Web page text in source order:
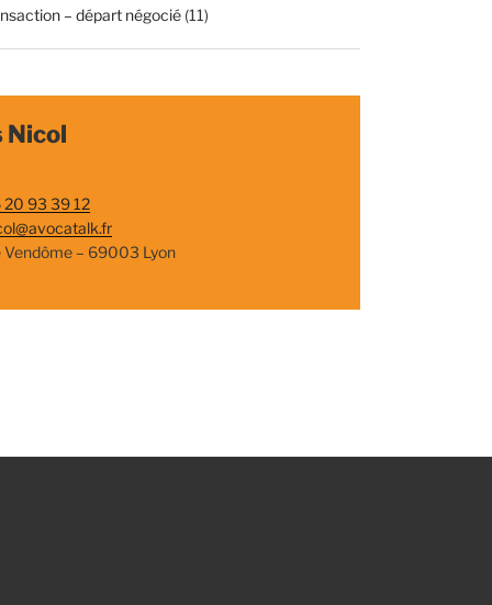
– départ négocié(11)
Nicol
93 39 12
Vendôme – 69003 Lyon